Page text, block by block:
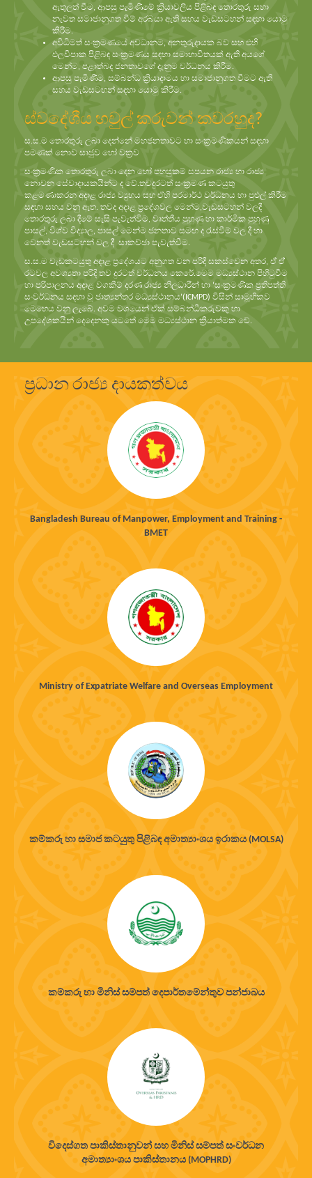
ඇතුලත් වීම, ආපසු පැමිණීමේ ක්‍රියාවලිය පිළිබඳ තොරතුරු සහා
නැවත සමාජානුගත වීම් අරබයා ඇති සහය වැඩසටහන් සඳහා යොමු
කිරීම.
අවිධිමත් සංක්‍රමණයේ අවධානම, අනතුරුදායක බව සහ එහි
ඵලවිපාක පිළිබඳ සංක්‍රමණය සඳහා සමාභාවිතයක් ඇති අයගේ
මෙන්ම, පළාත්බද ජනතාවගේ දැනුම වර්ධනය කිරීම.
ආපසු පැමිණීම, සම්බන්ධ ක්‍රියාදාමය හා සමාජානුගත වීමට ඇති
සහය වැඩසටහන් සඳහා යොමු කිරීම.
ස්වදේශීය හවුල් කරුවන් කවරහුද?
ස.ස.ම තොරතුරු ලබා දෙන්නේ මහජනතාවට හා සංක්‍රමණිකයන් සඳහා
පමණක් නොව සෘජුව හෝ වක්‍රව
සංක්‍රමණික තොරතුරු ලබා දෙන හෝ පහසුකම් සපයන රාජ්‍ය හා රාජ්‍ය
නොවන සේවාදායකයින්ට ද වේ.තවදුරටත් සංක්‍රමණ කටයුතු
කළමණාකරන අදාළ රාජ්‍ය ව්‍යුහය සහ ඒහි පරමාර්ථ වර්ධනය හා පුළුල් කිරීම
සඳහා සහය වනු ඇත. තවද අදාළ ප්‍රදේශවල මෙන්ම,වැඩසටහන් වලදී
තොරතුරු ලබා දීමේ සැසි පැවැත්විම, වෘත්තීය පුහුණු හා කාර්මික පුහුණු
පාසල්, විශ්ව විද්‍යාල, පාසල් මෙන්ම ජනතාව සමඟ ද රැස්වීම් වල දී හා
වෙනත් වැඩසටහන් වල දී සාකච්ඡා පැවැත්වීම.
ස.ස.ම වැඩකටයුතු අදාළ ප්‍රදේශයට අනුගත වන පරිදි සකස්වෙන අතර, ඒ් ඒ්
රටවල අවශ්‍යතා පරිදි තව දුරටත් වර්ධනය කෙරේ.මෙම මධ්‍යස්ථාන පිහිටුවීම
හා පරිපාලනය අදාළ වගකීම් දරණ රාජ්‍ය නිලධාරීන් හා ‘සංක්‍රමණික ප්‍රතිපත්ති
සංවර්ධනය සඳහා වූ ජාත්‍යන්තර මධ්‍යස්ථානය’(ICMPD) විසින් සාමූහිකව
මෙහෙය වනු ලැබේ. අවම වශයෙන් ඒක් සම්බන්ධීකරුවකු හා
උපදේශකයින් දෙදෙනකු යටතේ මෙම මධ්‍යස්ථාන ක්‍රියාත්මක වේ.
ප්‍රධාන රාජ්‍ය දායකත්වය
Bangladesh Bureau of Manpower, Employment and Training -
BMET
Ministry of Expatriate Welfare and Overseas Employment
කම්කරු හා සමාජ කටයුතු පිළිබඳ අමාත්‍යාංශය ඉරාකය (MOLSA)
කම්කරු හා මිනිස් සම්පත් දෙපාර්තමේන්තුව පන්ජාබය
විදෙස්ගත පාකිස්තානුවන් සහ මිනිස් සම්පත් සංවර්ධන
අමාත්‍යාංශය පාකිස්තානය (MOPHRD)